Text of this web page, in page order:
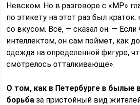
Невском. Но в разговоре с «МР»
по этикету на этот раз был
со вкусом. Всё, — сказал он. — Если
интеллектом, он сам поймет, как
одежда на определенной фигуре,
смотрелось отталкивающе».
О том, как в Петербурге в былые
борьба за пристойный вид